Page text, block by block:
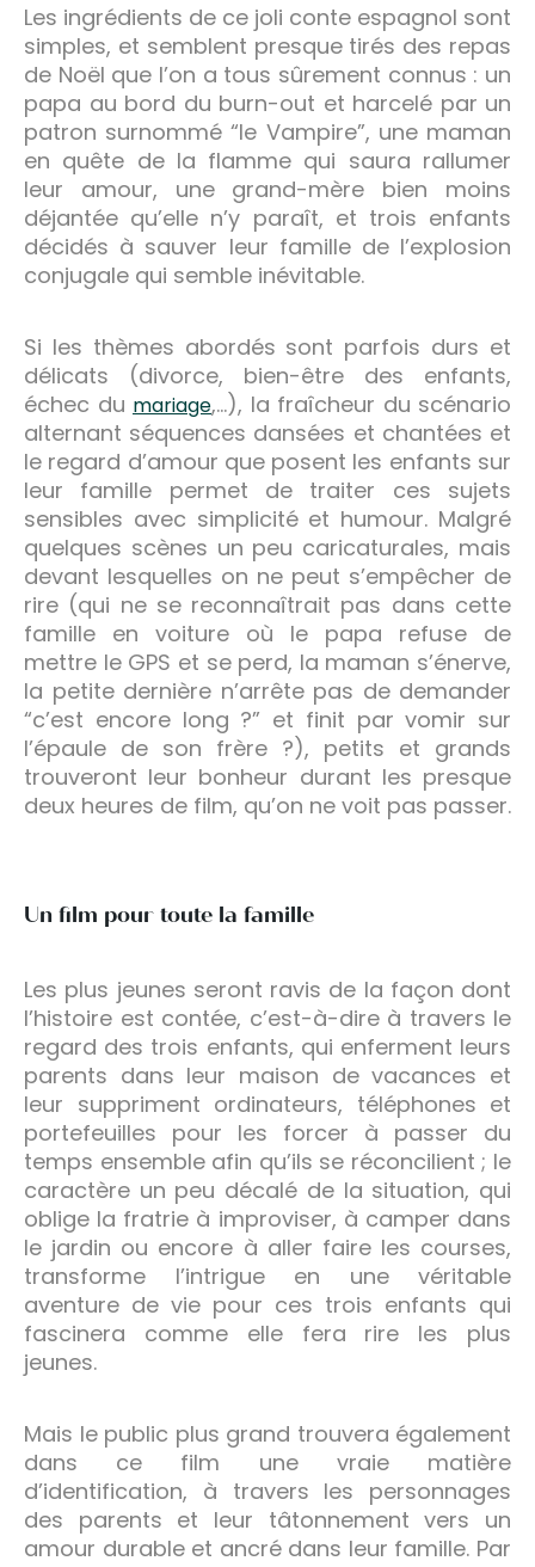
Les ingrédients de ce joli conte espagnol sont
simples, et semblent presque tirés des repas
de Noël que l’on a tous sûrement connus : un
papa au bord du burn-out et harcelé par un
patron surnommé “le Vampire”, une maman
en quête de la flamme qui saura rallumer
leur amour, une grand-mère bien moins
déjantée qu’elle n’y paraît, et trois enfants
décidés à sauver leur famille de l’explosion
conjugale qui semble inévitable.
Si les thèmes abordés sont parfois durs et
délicats (divorce, bien-être des enfants,
échec du mariage,…), la fraîcheur du scénario
alternant séquences dansées et chantées et
le regard d’amour que posent les enfants sur
leur famille permet de traiter ces sujets
sensibles avec simplicité et humour. Malgré
quelques scènes un peu caricaturales, mais
devant lesquelles on ne peut s’empêcher de
rire (qui ne se reconnaîtrait pas dans cette
famille en voiture où le papa refuse de
mettre le GPS et se perd, la maman s’énerve,
la petite dernière n’arrête pas de demander
“c’est encore long ?” et finit par vomir sur
l’épaule de son frère ?), petits et grands
trouveront leur bonheur durant les presque
deux heures de film, qu’on ne voit pas passer.
Un film pour toute la famille
Les plus jeunes seront ravis de la façon dont
l’histoire est contée, c’est-à-dire à travers le
regard des trois enfants, qui enferment leurs
parents dans leur maison de vacances et
leur suppriment ordinateurs, téléphones et
portefeuilles pour les forcer à passer du
temps ensemble afin qu’ils se réconcilient ; le
caractère un peu décalé de la situation, qui
oblige la fratrie à improviser, à camper dans
le jardin ou encore à aller faire les courses,
transforme l’intrigue en une véritable
aventure de vie pour ces trois enfants qui
fascinera comme elle fera rire les plus
jeunes.
Mais le public plus grand trouvera également
dans ce film une vraie matière
d’identification, à travers les personnages
des parents et leur tâtonnement vers un
amour durable et ancré dans leur famille. Par